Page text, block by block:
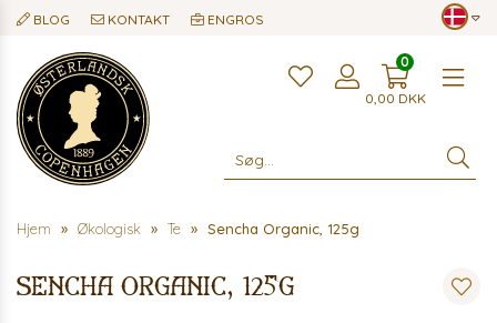
BLOG KONTAKT ENGROS
0,00 DKK
0
Hjem Økologisk Te Sencha Organic, 125g
Sencha Organic, 125g